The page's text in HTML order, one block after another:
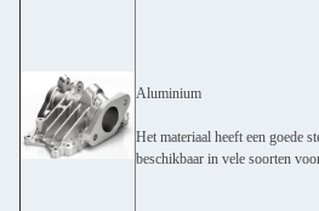
Aluminium
Het materiaal heeft een goede
beschikbaar in vele soorten